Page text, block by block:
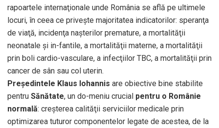
rapoartele internaţionale unde România se află pe ultimele
locuri, în ceea ce priveşte majoritatea indicatorilor: speranţa
de viaţă, incidenţa naşterilor premature, a mortalităţii
neonatale şi in-fantile, a mortalităţii materne, a mortalităţii
prin boli cardio-vasculare, a infecţiilor TBC, a mortalităţii prin
cancer de sân sau col uterin.
Preşedintele Klaus Iohannis are obiective bine stabilite
pentru Sănătate, un do-meniu crucial pentru o Românie
normală: creşterea calităţii serviciilor medicale prin
optimizarea tuturor componentelor legate de acestea, de la